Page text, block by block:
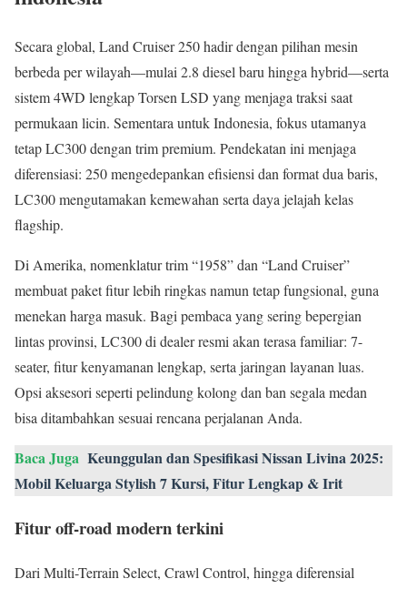
Secara global, Land Cruiser 250 hadir dengan pilihan mesin
berbeda per wilayah—mulai 2.8 diesel baru hingga hybrid—serta
sistem 4WD lengkap Torsen LSD yang menjaga traksi saat
permukaan licin. Sementara untuk Indonesia, fokus utamanya
tetap LC300 dengan trim premium. Pendekatan ini menjaga
diferensiasi: 250 mengedepankan efisiensi dan format dua baris,
LC300 mengutamakan kemewahan serta daya jelajah kelas
flagship.
Di Amerika, nomenklatur trim “1958” dan “Land Cruiser”
membuat paket fitur lebih ringkas namun tetap fungsional, guna
menekan harga masuk. Bagi pembaca yang sering bepergian
lintas provinsi, LC300 di dealer resmi akan terasa familiar: 7-
seater, fitur kenyamanan lengkap, serta jaringan layanan luas.
Opsi aksesori seperti pelindung kolong dan ban segala medan
bisa ditambahkan sesuai rencana perjalanan Anda.
Baca Juga Keunggulan dan Spesifikasi Nissan Livina 2025:
Mobil Keluarga Stylish 7 Kursi, Fitur Lengkap & Irit
Fitur off-road modern terkini
Dari Multi-Terrain Select, Crawl Control, hingga diferensial